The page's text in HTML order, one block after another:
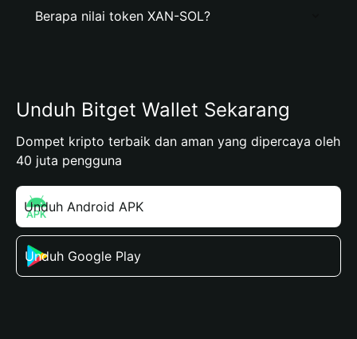
Berapa nilai token XAN-SOL?
Unduh Bitget Wallet Sekarang
Dompet kripto terbaik dan aman yang dipercaya oleh
40 juta pengguna
Unduh Android APK
Unduh Google Play